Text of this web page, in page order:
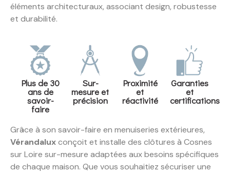
éléments architecturaux, associant design, robustesse
et durabilité.
Plus de 30
ans de
savoir-
faire
Sur-
mesure et
précision
Proximité
et
réactivité
Garanties
et
certifications
Grâce à son savoir-faire en menuiseries extérieures,
Vérandaluxconçoit et installe des clôtures à Cosnes
sur Loire sur-mesure adaptées aux besoins spécifiques
de chaque maison. Que vous souhaitiez sécuriser une